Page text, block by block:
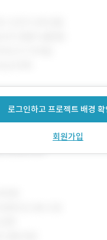
로그인하고 프로젝트 배경 확
회원가입